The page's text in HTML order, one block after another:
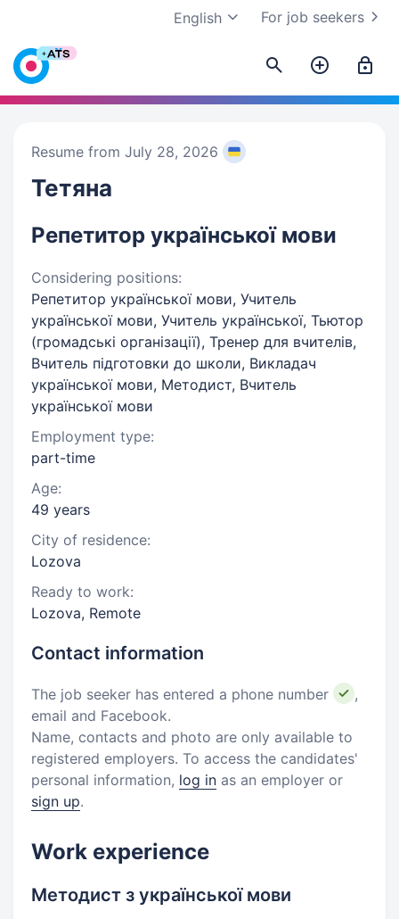
For job seekers
English
Resume from July 28, 2026
Тетяна
Репетитор української мови
Considering positions:
Репетитор української мови, Учитель
української мови, Учитель української, Тьютор
(громадські організації), Тренер для вчителів,
Вчитель підготовки до школи, Викладач
української мови, Методист, Вчитель
української мови
Employment type:
part-time
Age:
49 years
City of residence:
Lozova
Ready to work:
Lozova, Remote
Contact information
The job seeker has entered a phone number
,
email and Facebook.
Name, contacts and photo are only available to
registered employers. To access the candidates'
personal information, log in as an employer or
sign up.
Work experience
Методист з української мови